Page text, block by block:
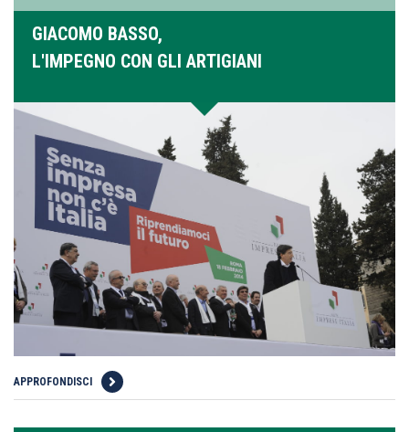
GIACOMO BASSO,
L'IMPEGNO CON GLI ARTIGIANI
APPROFONDISCI